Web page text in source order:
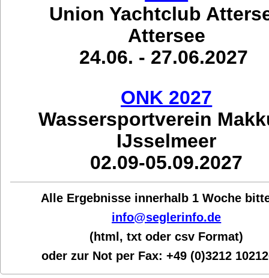
Union Yachtclub
Attersee
24.06. - 27.06.2027
ONK 2027
Wassersportverein
IJsselmeer
02.09-05.09.2027
Alle Ergebnisse innerhalb 1 Woche bit
info@seglerinfo.de
(html, txt oder csv Format)
oder zur Not per Fax:+49 (0)3212